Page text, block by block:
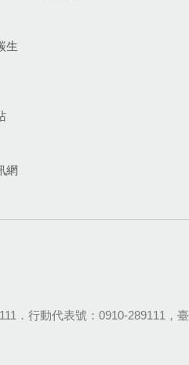
生
網
．行動代表號：0910-289111